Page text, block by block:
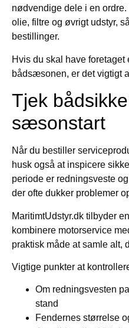
nødvendige dele i en
olie, filtre og øvrigt udstyr,
bestillinger.
Hvis du skal have foretaget
bådsæsonen, er det vigtigt
Tjek
sæsonstart
Når du bestiller
husk også at inspicere
periode er redningsveste
der ofte dukker problemer
MaritimtUdstyr.dk tilbyder
kombinere motorservice
praktisk måde at samle alt,
Vigtige punkter at
Om redningsvesten
stand
Fendernes størrelse